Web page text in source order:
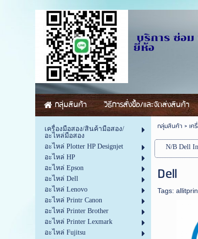
บริการ ซ่อม
กลุ่มสินค้า วิธีการสั่งซื้อ/และจัดส่งสินค้า
เครื่องมือสอง/สินค้ามือสอง/
อะไหล่มือสอง
อะไหล่ Plotter HP Designjet
อะไหล่ HP
อะไหล่ Epson
อะไหล่ Dell
อะไหล่ Lenovo
อะไหล่ Printr Canon
อะไหล่ Printer Brother
อะไหล่ Printer Lexmark
อะไหล่ Fujitsu
กลุ่มสินค้า > เค
N/B Dell
Dell
Tags: